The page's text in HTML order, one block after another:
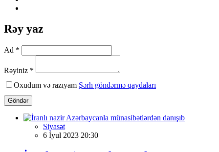
Rəy yaz
Ad *
Rəyiniz *
Oxudum və razıyam Şərh göndərmə qaydaları
Göndər
Siyasət
6 İyul 2023 20:30